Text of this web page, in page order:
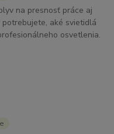
na presnosť práce aj
aké svietidlá
osvetlenia.